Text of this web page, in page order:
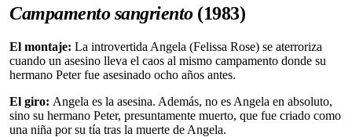
Campamento sangriento(1983)
El montaje: La introvertida Angela (Felissa Rose) se aterroriza
cuando un asesino lleva el caos al mismo campamento donde su
hermano Peter fue asesinado ocho años antes.
El giro: Angela es la asesina. Además, no es Angela en absoluto,
sino su hermano Peter, presuntamente muerto, que fue criado como
una niña por su tía tras la muerte de Angela.